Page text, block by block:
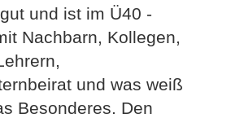
und ist im Ü40 -
Nachbarn, Kollegen,
und was weiß
Besonderes. Den